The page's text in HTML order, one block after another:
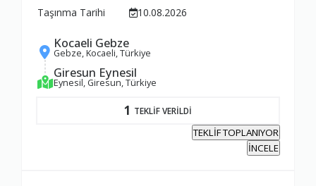
Taşınma Tarihi
10.08.2026
Kocaeli Gebze
Gebze, Kocaeli, Türkiye
Giresun Eynesil
Eynesil, Giresun, Türkiye
1 TEKLİF VERİLDİ
TEKLİF TOPLANIYOR
İNCELE